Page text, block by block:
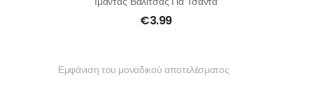
€3.99
Εμφάνιση του μοναδικού αποτελέσματος